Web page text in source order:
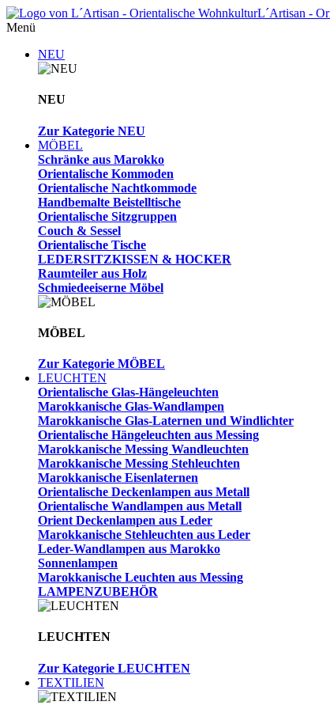
L´Artisan -
Menü
NEU
NEU
Zur Kategorie NEU
MÖBEL
Schränke aus Marokko
Orientalische Kommoden
Orientalische Nachtkommode
Handbemalte Beistelltische
Orientalische Sitzgruppen
Couch & Sessel
Orientalische Tische
LEDERSITZKISSEN & HOCKER
Raumteiler aus Holz
Schmiedeeiserne Möbel
MÖBEL
Zur Kategorie MÖBEL
LEUCHTEN
Orientalische Glas-Hängeleuchten
Marokkanische Glas-Wandlampen
Marokkanische Glas-Laternen und Windlichter
Orientalische Hängeleuchten aus Messing
Marokkanische Messing Wandleuchten
Marokkanische Messing Stehleuchten
Marokkanische Eisenlaternen
Orientalische Deckenlampen aus Metall
Orientalische Wandlampen aus Metall
Orient Deckenlampen aus Leder
Marokkanische Stehleuchten aus Leder
Leder-Wandlampen aus Marokko
Sonnenlampen
Marokkanische Leuchten aus Messing
LAMPENZUBEHÖR
LEUCHTEN
Zur Kategorie LEUCHTEN
TEXTILIEN